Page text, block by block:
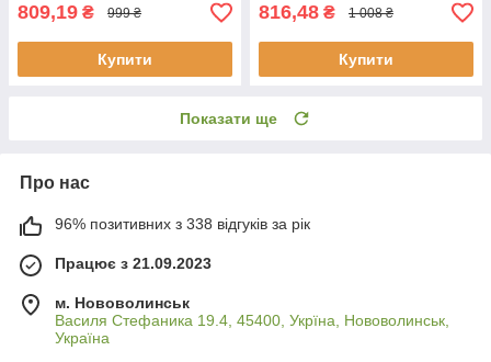
809,19 ₴ 999 ₴
Купити
816,48 ₴ 1 008 ₴
Купити
Показати ще
Про нас
96% позитивних з 338 відгуків за рік
Працює з 21.09.2023
м. Нововолинськ
Василя Стефаника 19.4, 45400, Укрїна, Нововолинськ,
Україна